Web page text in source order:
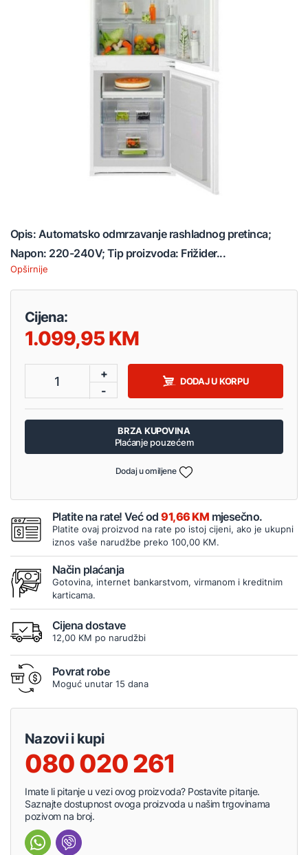
Opis: Automatsko odmrzavanje rashladnog pretinca;
Napon: 220-240V; Tip proizvoda: Frižider...
Opširnije
Cijena:
1.099,95
1
+
-
DODAJ U KORPU
BRZA KUPOVINA
Plaćanje pouzećem
Dodaj u omiljene
Platite na rate! Već od91,66 KM mjesečno.
Platite ovaj proizvod na rate po istoj cijeni, ako je ukupni
iznos vaše narudžbe preko 100,00 KM.
Način plaćanja
Gotovina, internet bankarstvom, virmanom i kreditnim
karticama.
Cijena dostave
12,00 KM po narudžbi
Povrat robe
Moguć unutar 15 dana
Nazovi i kupi
080 020 261
Imate li pitanje u vezi ovog proizvoda? Postavite pitanje.
Saznajte dostupnost ovoga proizvoda u našim trgovinama
pozivom na broj.